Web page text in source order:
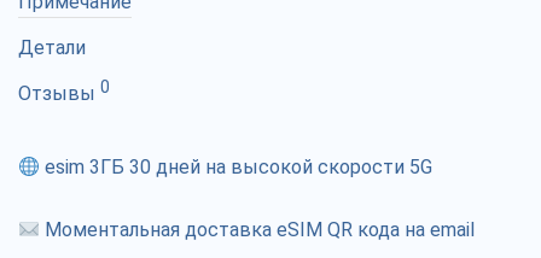
Детали
Отзывы 0
esim 3ГБ 30 дней на высокой скорости 5G
Моментальная доставка eSIM QR кода на email